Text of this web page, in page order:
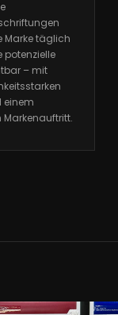
Marke täglich
potenzielle
– mit
einem
Markenauftritt.